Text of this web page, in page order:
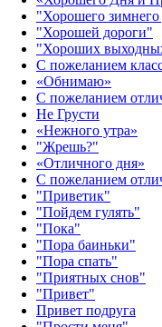
"Хорошего зимнего
"Хорошей дороги"
"Хороших
С пожеланием
«Обнимаю»
С пожеланием
Не Грусти
«Нежного утра»‎
"Жрешь?"
«Отличного дня»‎
С пожеланием
"Приветик"
"Пойдем гулять"
"Пока"
"Пора баиньки"
"Пора спать"
"Приятных снов"
"Привет"
Привет подруга